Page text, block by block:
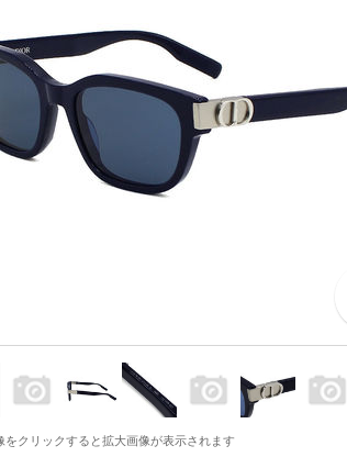
クリックすると拡大画像が表示されます